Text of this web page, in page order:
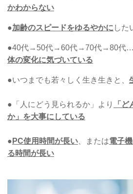
かわからない
●加齢のスピードをゆるやかに した
●40代→50代→60代→70代→80代…
体の変化に気づいている
●いつまでも若々しく生き生きと、
●「人にどう見られるか」より
「
か」を大事にしている
● PC使用時間が長い 、または電子
る時間が長い